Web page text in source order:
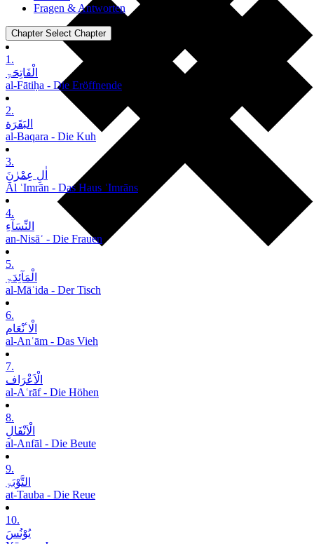
Fragen & Antworten
Chapter Select Chapter
1.
الْفَاتِحَۃِ
al-Fātiḥa - Die Eröffnende
2.
البَقَرَة
al-Baqara - Die Kuh
3.
اٰلِ عِمْرٰنَ
Āl ʿImrān - Das Haus ʿImrāns
4.
النِّسَآءِ
an-Nisāʾ - Die Frauen
5.
الْمَآئِدَۃِ
al-Māʾida - Der Tisch
6.
الْاٴنْعَام
al-Anʿām - Das Vieh
7.
الْاَعْرَاف
al-Aʿrāf - Die Höhen
8.
الْاَنْفَالِ
al-Anfāl - Die Beute
9.
التَّوْبَۃِ
at-Tauba - Die Reue
10.
یُوْنُسَ